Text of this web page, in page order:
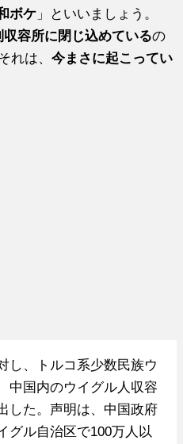
ボケ 」といいましょう。
容所に閉じ込めているの
れは、今まさに起こってい
し、トルコ系少数民族ウ
中国内のウイグル人収容
した。声明は、中国政府
グル自治区で100万人以